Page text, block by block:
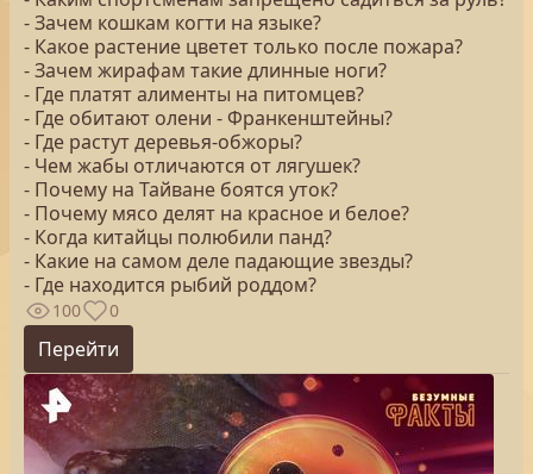
- Зачем кошкам когти на языке?
- Какое растение цветет только после пожара?
- Зачем жирафам такие длинные ноги?
- Где платят алименты на питомцев?
- Где обитают олени - Франкенштейны?
- Где растут деревья-обжоры?
- Чем жабы отличаются от лягушек?
- Почему на Тайване боятся уток?
- Почему мясо делят на красное и белое?
- Когда китайцы полюбили панд?
- Какие на самом деле падающие звезды?
- Где находится рыбий роддом?
100 0
Перейти